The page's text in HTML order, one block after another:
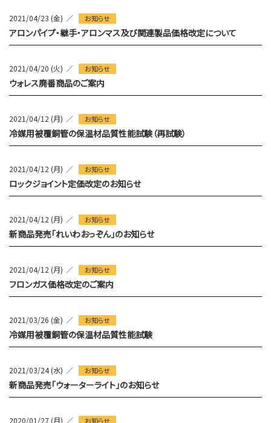
2021/04/23 (金) お知らせ
アロンパイプ・継手・アロンマス及び関連製品価格改定について
2021/04/20 (火) お知らせ
ウォレス廃番商品のご案内
2021/04/12 (月) お知らせ
冷媒用被覆銅管の保温材品質性能試験（再試験）
2021/04/12 (月) お知らせ
ロックジョイント定価改定のお知らせ
2021/04/12 (月) お知らせ
新商品発売「れいわおっぞん」のお知らせ
2021/04/12 (月) お知らせ
フロンガス価格改定のご案内
2021/03/26 (金) お知らせ
冷媒用被覆銅管の保温材品質性能試験
2021/03/24 (水) お知らせ
新商品発売「ウォーターライト」のお知らせ
2020/01/27 (月) お知らせ